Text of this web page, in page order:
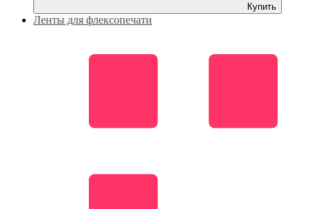
Купить
Ленты для флексопечати